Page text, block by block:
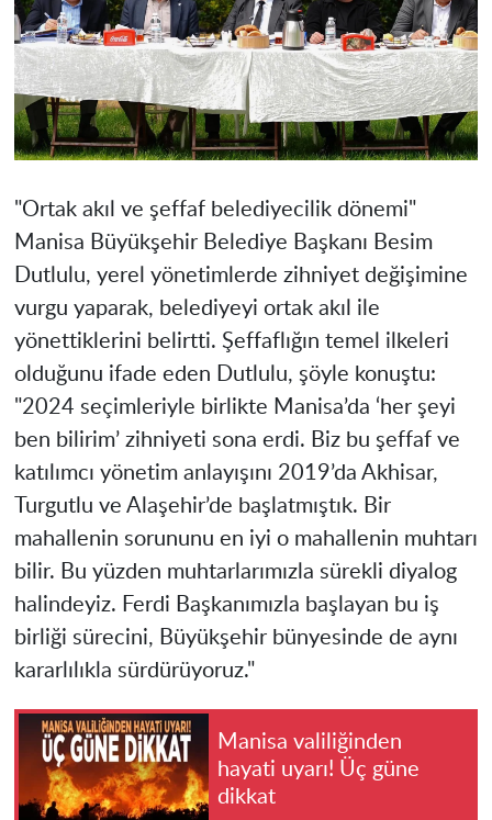
"Ortak akıl ve şeffaf belediyecilik dönemi"
Manisa Büyükşehir Belediye Başkanı Besim
Dutlulu, yerel yönetimlerde zihniyet değişimine
vurgu yaparak, belediyeyi ortak akıl ile
yönettiklerini belirtti. Şeffaflığın temel ilkeleri
olduğunu ifade eden Dutlulu, şöyle konuştu:
"2024 seçimleriyle birlikte Manisa’da ‘her şeyi
ben bilirim’ zihniyeti sona erdi. Biz bu şeffaf ve
katılımcı yönetim anlayışını 2019’da Akhisar,
Turgutlu ve Alaşehir’de başlatmıştık. Bir
mahallenin sorununu en iyi o mahallenin muhtarı
bilir. Bu yüzden muhtarlarımızla sürekli diyalog
halindeyiz. Ferdi Başkanımızla başlayan bu iş
birliği sürecini, Büyükşehir bünyesinde de aynı
kararlılıkla sürdürüyoruz."
Manisa valiliğinden
hayati uyarı! Üç güne
dikkat